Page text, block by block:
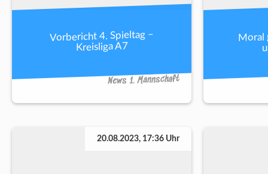
Vorbericht 4. Spieltag –
Kreisliga A7
News 1. Mannschaft
Moral
20.08.2023, 17:36 Uhr